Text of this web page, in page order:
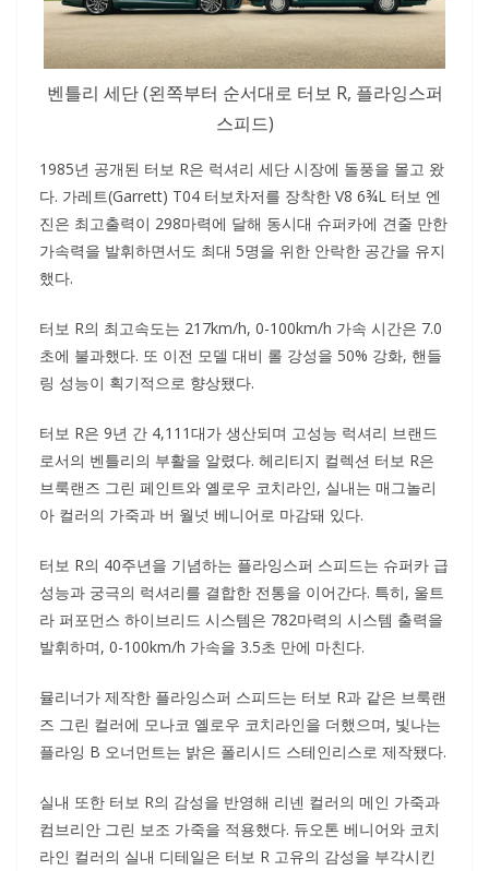
벤틀리 세단 (왼쪽부터 순서대로 터보 R, 플라잉스퍼
스피드)
1985년 공개된 터보 R은 럭셔리 세단 시장에 돌풍을 몰고 왔
다. 가레트(Garrett) T04 터보차저를 장착한 V8 6¾L 터보 엔
진은 최고출력이 298마력에 달해 동시대 슈퍼카에 견줄 만한
가속력을 발휘하면서도 최대 5명을 위한 안락한 공간을 유지
했다.
터보 R의 최고속도는 217km/h, 0-100km/h 가속 시간은 7.0
초에 불과했다. 또 이전 모델 대비 롤 강성을 50% 강화, 핸들
링 성능이 획기적으로 향상됐다.
터보 R은 9년 간 4,111대가 생산되며 고성능 럭셔리 브랜드
로서의 벤틀리의 부활을 알렸다. 헤리티지 컬렉션 터보 R은
브룩랜즈 그린 페인트와 옐로우 코치라인, 실내는 매그놀리
아 컬러의 가죽과 버 월넛 베니어로 마감돼 있다.
터보 R의 40주년을 기념하는 플라잉스퍼 스피드는 슈퍼카 급
성능과 궁극의 럭셔리를 결합한 전통을 이어간다. 특히, 울트
라 퍼포먼스 하이브리드 시스템은 782마력의 시스템 출력을
발휘하며, 0-100km/h 가속을 3.5초 만에 마친다.
뮬리너가 제작한 플라잉스퍼 스피드는 터보 R과 같은 브룩랜
즈 그린 컬러에 모나코 옐로우 코치라인을 더했으며, 빛나는
플라잉 B 오너먼트는 밝은 폴리시드 스테인리스로 제작됐다.
실내 또한 터보 R의 감성을 반영해 리넨 컬러의 메인 가죽과
컴브리안 그린 보조 가죽을 적용했다. 듀오톤 베니어와 코치
라인 컬러의 실내 디테일은 터보 R 고유의 감성을 부각시킨